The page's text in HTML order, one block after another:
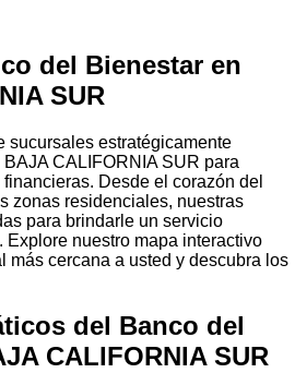
del Bienestar en
SUR
sucursales estratégicamente
CALIFORNIA SUR para
Desde el corazón del
zonas residenciales, nuestras
para brindarle un servicio
Explore nuestro mapa interactivo
más cercana a usted y descubra los
del Banco del
CALIFORNIA SUR